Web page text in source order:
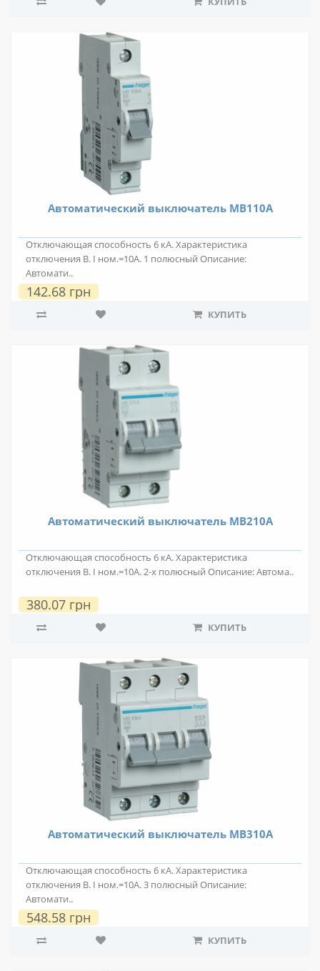
Автоматический выключатель MB110A
Отключающая способность 6 кА. Характеристика
отключения В. I ном.=10А. 1 полюсный Описание:
Автомати..
142.68 грн
КУПИТЬ
Автоматический выключатель MB210A
Отключающая способность 6 кА. Характеристика
отключения B. I ном.=10А. 2-х полюсный Описание: Автома..
380.07 грн
КУПИТЬ
Автоматический выключатель MB310A
Отключающая способность 6 кА. Характеристика
отключения В. I ном.=10А. 3 полюсный Описание:
Автомати..
548.58 грн
КУПИТЬ